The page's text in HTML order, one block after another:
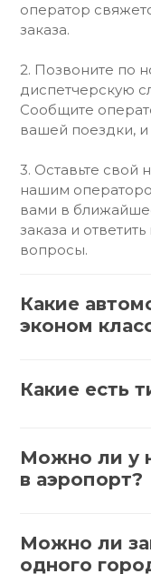
оператор
заказа.
2. Позвоните по
диспетчерскую
Сообщите
вашей поездки,
3. Оставьте свой
нашим
вами в
заказа и
вопросы.
Какие
эконом
2. Hyundai –
3. Kia – Kia Rio, Kia
4. Renault –
Какие есть
1. Обычное такси
которые можно
2. Эконом такси
часто с базовыми
Можно ли у
в аэропорт?
вариантов:
Можно ли
одного